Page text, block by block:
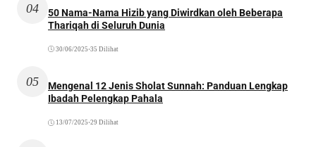
04
50 Nama-Nama Hizib yang Diwirdkan oleh Beberapa
Thariqah di Seluruh Dunia
30/06/2025 •35 Dilihat
05
Mengenal 12 Jenis Sholat Sunnah: Panduan Lengkap
Ibadah Pelengkap Pahala
13/07/2025 •29 Dilihat